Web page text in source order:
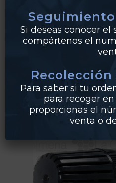
,
Válvula
Si deseas conocer
compártenos el
Para saber si tu
para recoger en
proporcionas el
venta o